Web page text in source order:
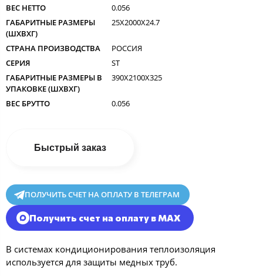
ВЕС НЕТТО
0.056
ГАБАРИТНЫЕ РАЗМЕРЫ
(ШXВXГ)
25X2000X24.7
СТРАНА ПРОИЗВОДСТВА
РОССИЯ
СЕРИЯ
ST
ГАБАРИТНЫЕ РАЗМЕРЫ В
УПАКОВКЕ (ШXВXГ)
390X2100X325
ВЕС БРУТТО 0.056
Быстрый заказ
ПОЛУЧИТЬ СЧЕТ НА ОПЛАТУ В ТЕЛЕГРАМ
Получить счет на оплату в MAX
В системах кондиционирования теплоизоляция
используется для защиты медных труб.